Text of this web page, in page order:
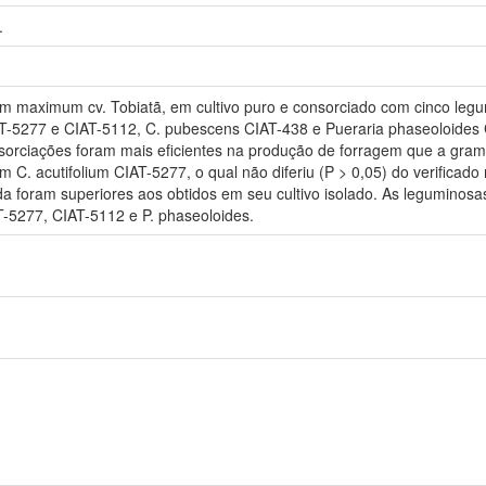
maximum cv. Tobiatã, em cultivo puro e consorciado com cinco
5277 e CIAT-5112, C. pubescens CIAT-438 e Pueraria
foram mais eficientes na produção de forragem que a
C. acutifolium CIAT-5277, o qual não diferiu (P > 0,05) do
foram superiores aos obtidos em seu cultivo isolado. As
CIAT-5112 e P. phaseoloides.